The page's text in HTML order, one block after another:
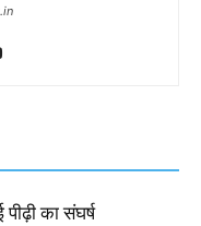
का संघर्ष